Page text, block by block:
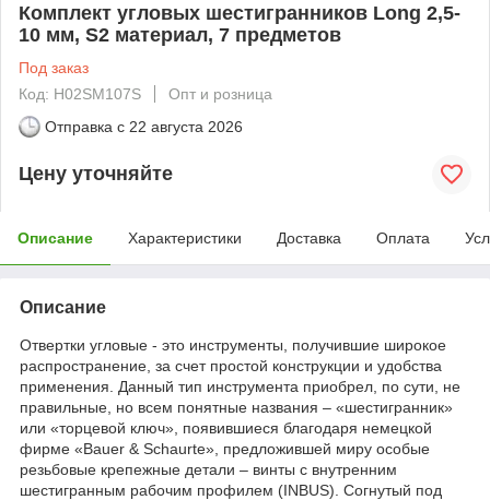
Комплект угловых шестигранников Long 2,5-
10 мм, S2 материал, 7 предметов
Под заказ
Код: H02SM107S
Опт и розница
Отправка с 22 августа 2026
Цену уточняйте
Описание Характеристики Доставка Оплата
Описание
Отвертки угловые - это инструменты, получившие широкое
распространение, за счет простой конструкции и удобства
применения. Данный тип инструмента приобрел, по сути, не
правильные, но всем понятные названия – «шестигранник»
или «торцевой ключ», появившиеся благодаря немецкой
фирме «Bauer & Schaurte», предложившей миру особые
резьбовые крепежные детали – винты с внутренним
шестигранным рабочим профилем (INBUS). Согнутый под